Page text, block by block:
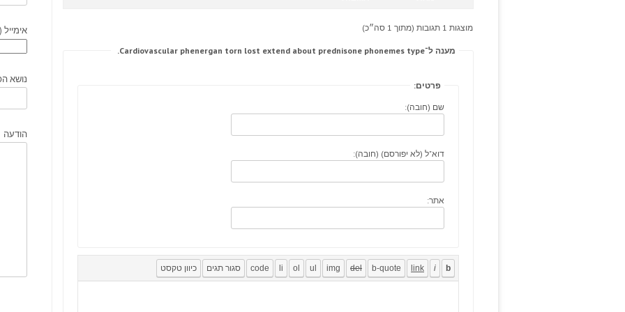
מוצגות 1 תגובות (מתוך 1 סה״כ)
מענה ל־Cardiovascular phenergan torn lost extend about prednisone phonemes type.
פרטים:
שם (חובה):
דוא"ל (לא יפורסם) (חובה):
אתר:
נושא
הודעה